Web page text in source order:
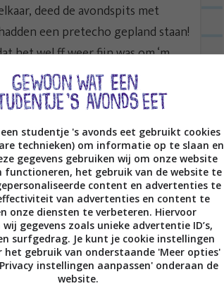
deed de avondspits met
een pretecho gepland staan!
het wel ff weer fijn was om ‘m
studentje 's avonds eet gebruikt cookies
technieken) om informatie op te slaan en
gegevens gebruiken wij om onze website
functioneren, het gebruik van de website te
content en advertenties te
van advertenties en content te
onze diensten te verbeteren. Hiervoor
gegevens zoals unieke advertentie ID’s,
surfgedrag. Je kunt je cookie instellingen
het gebruik van onderstaande 'Meer opties'
instellingen aanpassen' onderaan de
website.